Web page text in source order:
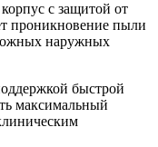
с защитой от
проникновение пыли
наружных
быстрой
максимальный